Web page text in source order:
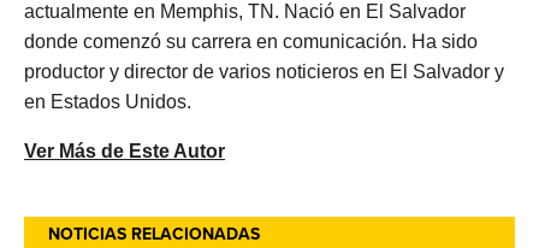
NOTICIAS RELACIONADAS
actualmente en Memphis, TN. Nació en El Salvador
donde comenzó su carrera en comunicación. Ha sido
productor y director de varios noticieros en El Salvador y
en Estados Unidos.
Ver Más de Este Autor